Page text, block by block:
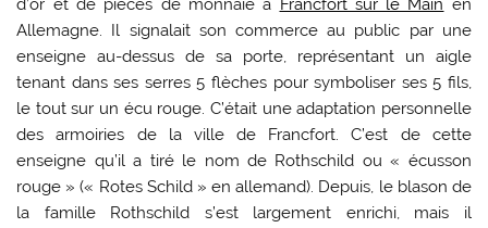
d’or et de pièces de monnaie à Francfort sur le Main en
Allemagne. Il signalait son commerce au public par une
enseigne au-dessus de sa porte, représentant un aigle
tenant dans ses serres 5 flèches pour symboliser ses 5 fils,
le tout sur un écu rouge. C’était une adaptation personnelle
des armoiries de la ville de Francfort. C’est de cette
enseigne qu’il a tiré le nom de Rothschild ou « écusson
rouge » (« Rotes Schild » en allemand). Depuis, le blason de
la famille Rothschild s’est largement enrichi, mais il